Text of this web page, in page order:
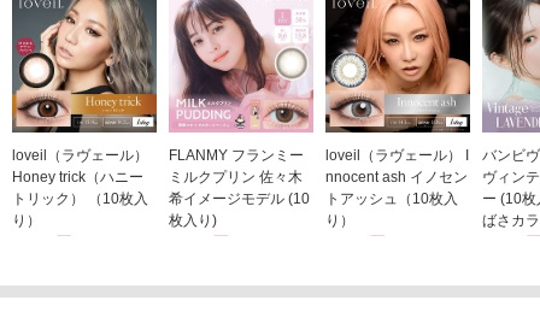
loveil（ラヴェール）
Honey trick（ハニー
トリック） （10枚入
り）
FLANMY フランミー
ミルクプリン 佐々木
希イメージモデル (10
枚入り)
loveil（ラヴェール） I
nnocent ash イノセン
トアッシュ（10枚入
り）
バンビ
ヴィン
ー (10
ばさカ